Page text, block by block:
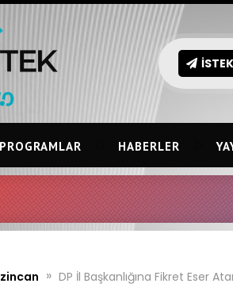
PROGRAMLAR HABERLER
» DP İl Başkanlığına Fikret Eser